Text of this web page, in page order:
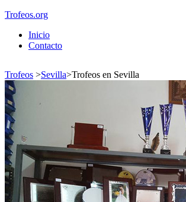
Trofeos.org
Inicio
Contacto
Trofeos >Sevilla>Trofeos en Sevilla